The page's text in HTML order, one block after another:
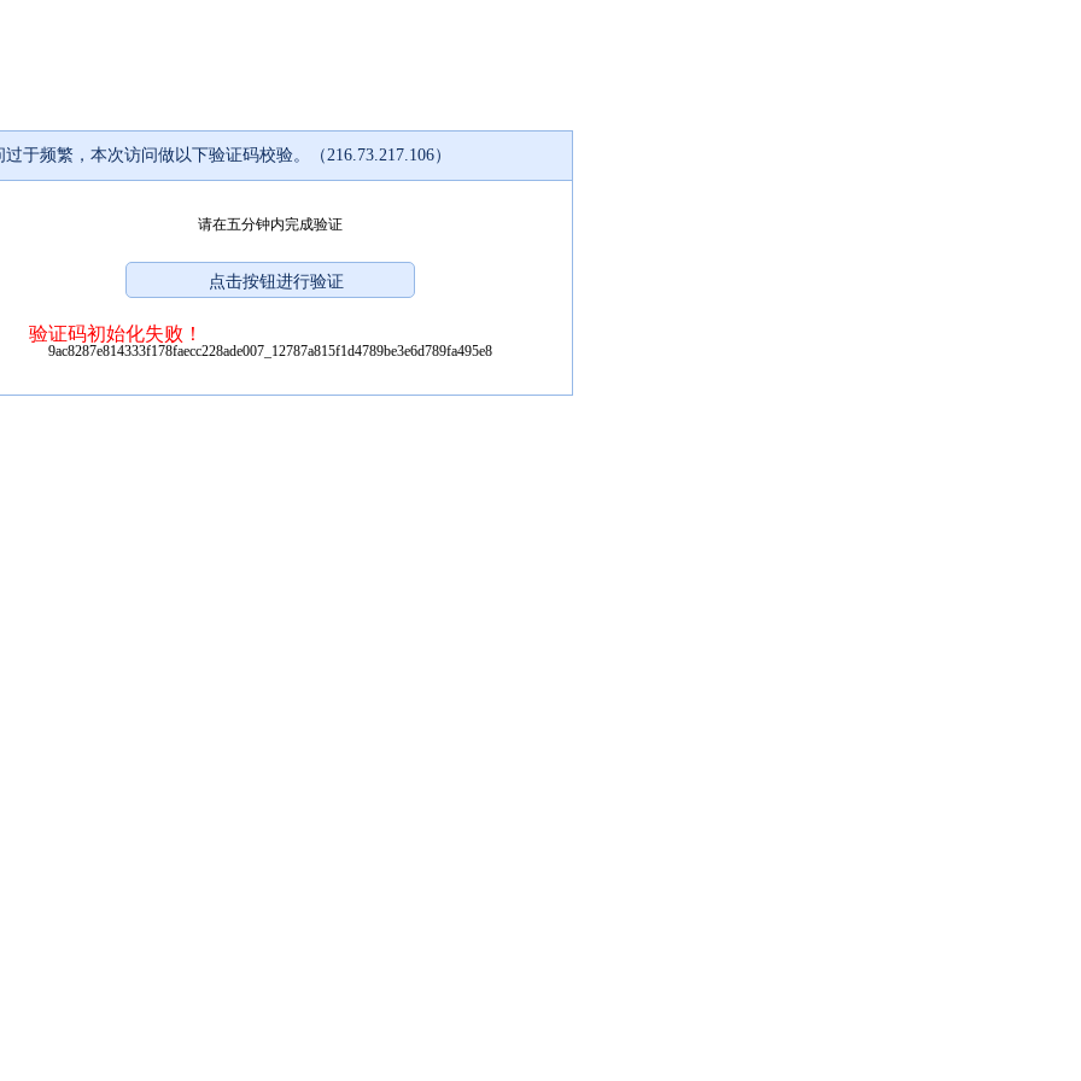
过于频繁，本次访问做以下验证码校验。（216.73.217.106）
请在五分钟内完成验证
验证码初始化失败！
9ac8287e814333f178faecc228ade007_12787a815f1d4789be3e6d789fa495e8